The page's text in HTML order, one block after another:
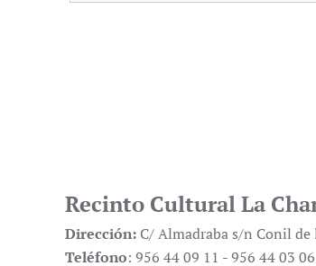
Recinto Cultural La
Dirección: C/ Almadraba s/n Conil
Teléfono: 956 44 09 11 - 956 44 03